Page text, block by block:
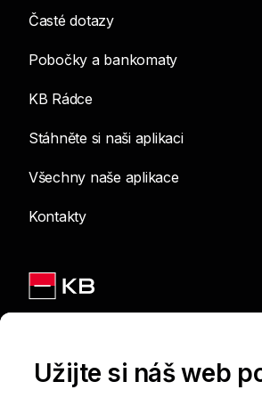
Časté dotazy
Pobočky a bankomaty
KB Rádce
Stáhněte si naši aplikaci
Všechny naše aplikace
Kontakty
Užijte si náš web